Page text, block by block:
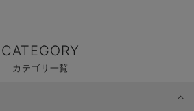
CATEGORY
カテゴリ一覧